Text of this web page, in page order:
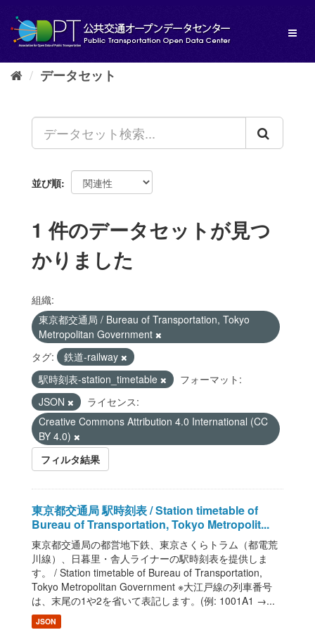
し
データセット
並び順
1 件のデータセットが見つ
かりました
組織:
東京都交通局 / Bureau of Transportation, Tokyo
Metropolitan Government
タグ:
鉄道-railway
駅時刻表-station_timetable
フォーマット:
JSON
ライセンス:
Creative Commons Attribution 4.0 International (CC
BY 4.0)
フィルタ結果
東京都交通局 駅時刻表 / Station timetable of
Bureau of Transportation, Tokyo Metropolit...
東京都交通局の都営地下鉄、東京さくらトラム（都電荒
川線）、日暮里・舎人ライナーの駅時刻表を提供しま
す。 / Station timetable of Bureau of Transportation,
Tokyo Metropolitan Government ※大江戸線の列車番号
は、末尾の1や2を省いて表記します。(例: 1001A1 →...
JSON